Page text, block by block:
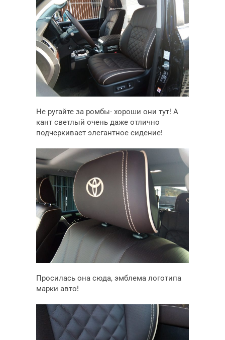
Не ругайте за ромбы- хороши они тут! А
кант светлый очень даже отлично
подчеркивает элегантное сидение!
Просилась она сюда, эмблема логотипа
марки авто!